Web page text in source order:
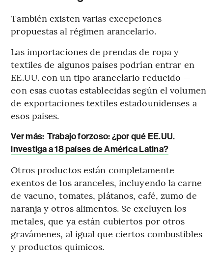
También existen varias excepciones
propuestas al régimen arancelario.
Las importaciones de prendas de ropa y
textiles de algunos países podrían entrar en
EE.UU. con un tipo arancelario reducido —
con esas cuotas establecidas según el volumen
de exportaciones textiles estadounidenses a
esos países.
Ver más: Trabajo forzoso: ¿por qué EE.UU.
investiga a 18 países de América Latina?
Otros productos están completamente
exentos de los aranceles, incluyendo la carne
de vacuno, tomates, plátanos, café, zumo de
naranja y otros alimentos. Se excluyen los
metales, que ya están cubiertos por otros
gravámenes, al igual que ciertos combustibles
y productos químicos.